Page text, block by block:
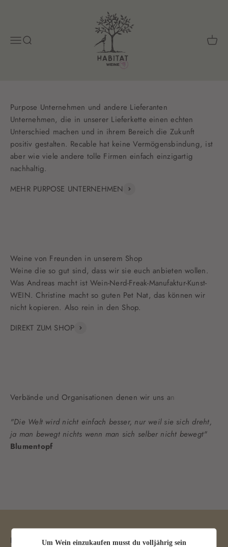
MenüSuche
Habitat Weine eG - Wolfgangs Weine
Unternehmen, die in unserer Lieferkette einen echten
Unterschied machen und in ihrem Bereich die Zukunft
positiv gestalten. Recable hat keine Vermögensbindung, ist
aber wie viele andere tolle Firmen einfach einzigartig
nachhaltig.
MEHR PURPOSE UNTERNEHMEN
Weine die so gut sind, dass wir sie euch anbieten wollen.
Was Andreas macht ist Wein-Nerd-Freak-Manufaktur-Kunst-
WEIN. Christine macht so guten Pet Nat, das können wir
nicht kopieren. Also rein in den Shop.
DIREKT ZUM SHOP
"Die Welt wird nicht einfach besser, nur weil sie sich dreht,
ja man bewegt nichts wenn man sich selber nicht bewegt"
Blumentopf
Hauptmenü
Bestellung widerrufen
Um Wein einzukaufen musst du volljährig sein